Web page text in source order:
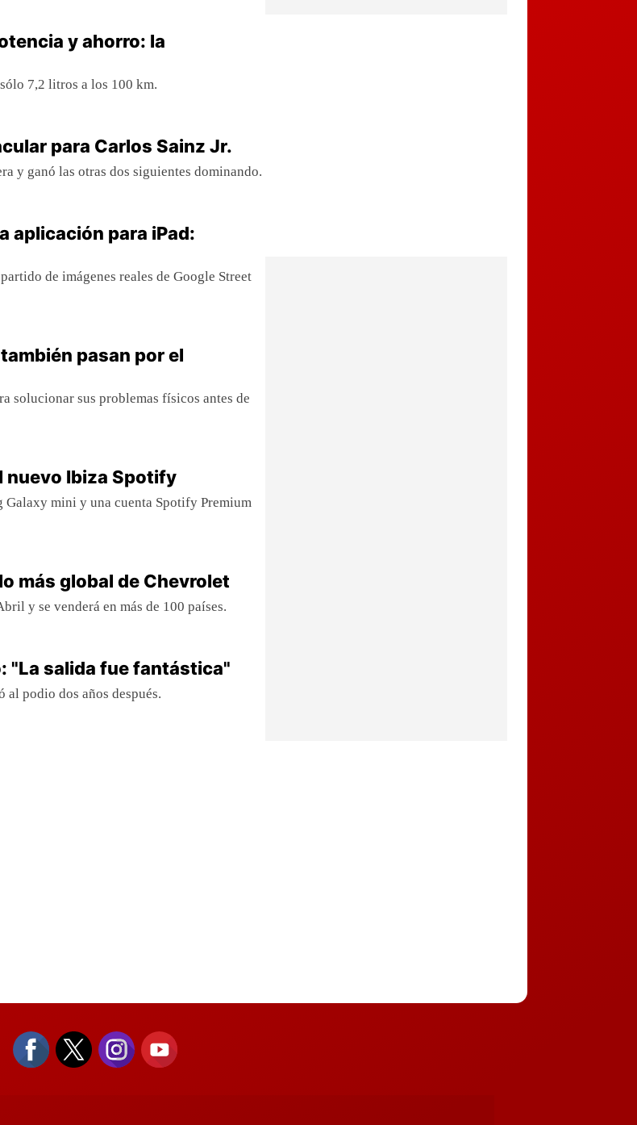
y ahorro: la
7,2 litros a los 100 km.
para Carlos Sainz Jr.
y ganó las otras dos siguientes dominando.
aplicación para iPad:
de imágenes reales de Google Street
pasan por el
solucionar sus problemas físicos antes de
nuevo Ibiza Spotify
mini y una cuenta Spotify Premium
más global de Chevrolet
y se venderá en más de 100 países.
"La salida fue fantástica"
al podio dos años después.